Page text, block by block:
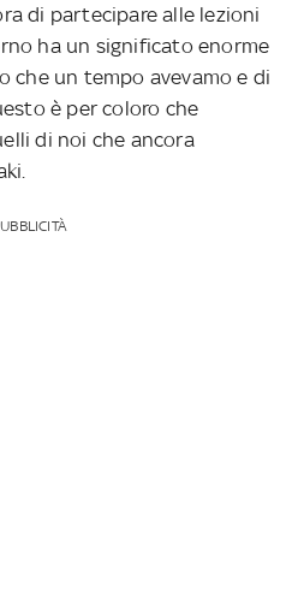
di partecipare alle lezioni
ha un significato enorme
che un tempo avevamo e di
è per coloro che
di noi che ancora